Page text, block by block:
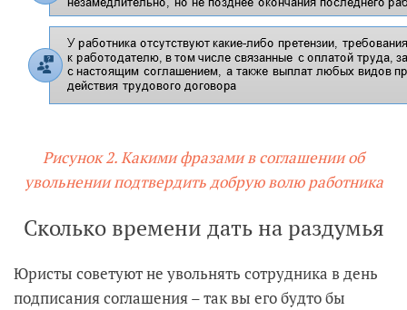
Рисунок 2. Какими фразами в соглашении об
увольнении подтвердить добрую волю работника
Сколько времени дать на раздумья
Юристы советуют не увольнять сотрудника в день
подписания соглашения – так вы его будто бы